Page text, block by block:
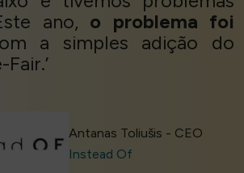
ano, o problema foi
a simples adição do
Antanas Toliušis - CEO
Instead Of